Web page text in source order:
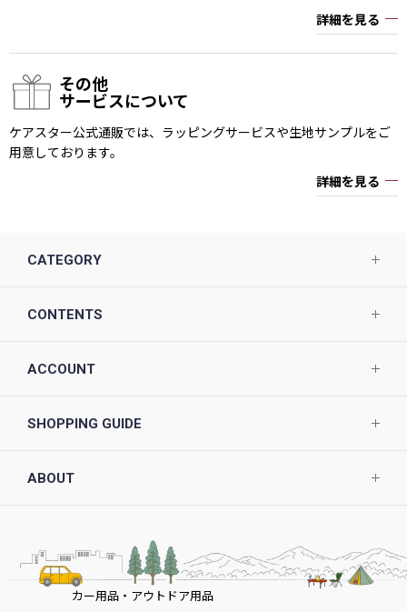
詳細を見る
その他
サービスについて
ケアスター公式通販では、ラッピングサービスや生地サンプルをご
用意しております。
詳細を見る
CATEGORY
CONTENTS
ACCOUNT
SHOPPING GUIDE
ABOUT
カー用品・アウトドア用品